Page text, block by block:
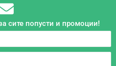
сите попусти и промоции!